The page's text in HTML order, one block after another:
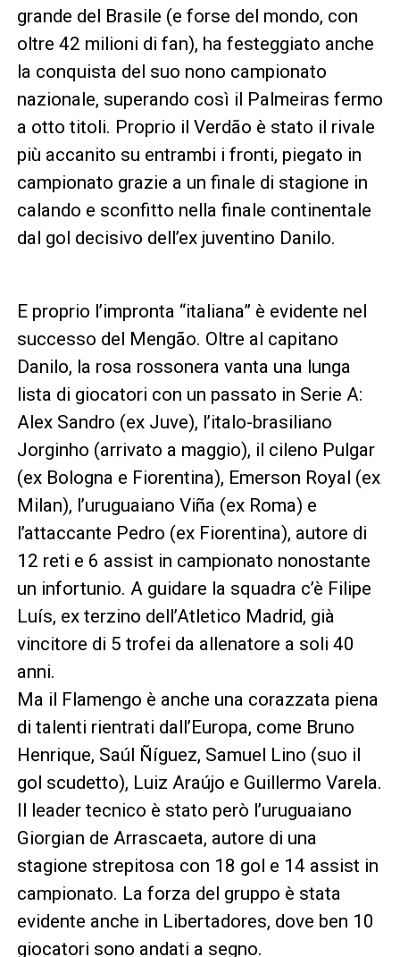
grande del Brasile (e forse del mondo, con
oltre 42 milioni di fan), ha festeggiato anche
la conquista del suo nono campionato
nazionale, superando così il Palmeiras fermo
a otto titoli. Proprio il Verdão è stato il rivale
più accanito su entrambi i fronti, piegato in
campionato grazie a un finale di stagione in
calando e sconfitto nella finale continentale
dal gol decisivo dell’ex juventino Danilo.
E proprio l’impronta “italiana” è evidente nel
successo del Mengão. Oltre al capitano
Danilo, la rosa rossonera vanta una lunga
lista di giocatori con un passato in Serie A:
Alex Sandro (ex Juve), l’italo-brasiliano
Jorginho (arrivato a maggio), il cileno Pulgar
(ex Bologna e Fiorentina), Emerson Royal (ex
Milan), l’uruguaiano Viña (ex Roma) e
l’attaccante Pedro (ex Fiorentina), autore di
12 reti e 6 assist in campionato nonostante
un infortunio. A guidare la squadra c’è Filipe
Luís, ex terzino dell’Atletico Madrid, già
vincitore di 5 trofei da allenatore a soli 40
anni.
Ma il Flamengo è anche una corazzata piena
di talenti rientrati dall’Europa, come Bruno
Henrique, Saúl Ñíguez, Samuel Lino (suo il
gol scudetto), Luiz Araújo e Guillermo Varela.
Il leader tecnico è stato però l’uruguaiano
Giorgian de Arrascaeta, autore di una
stagione strepitosa con 18 gol e 14 assist in
campionato. La forza del gruppo è stata
evidente anche in Libertadores, dove ben 10
giocatori sono andati a segno.